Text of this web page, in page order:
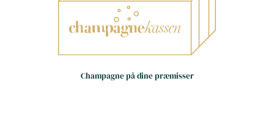
Champagne på dine præmisser
Håndværk frem for